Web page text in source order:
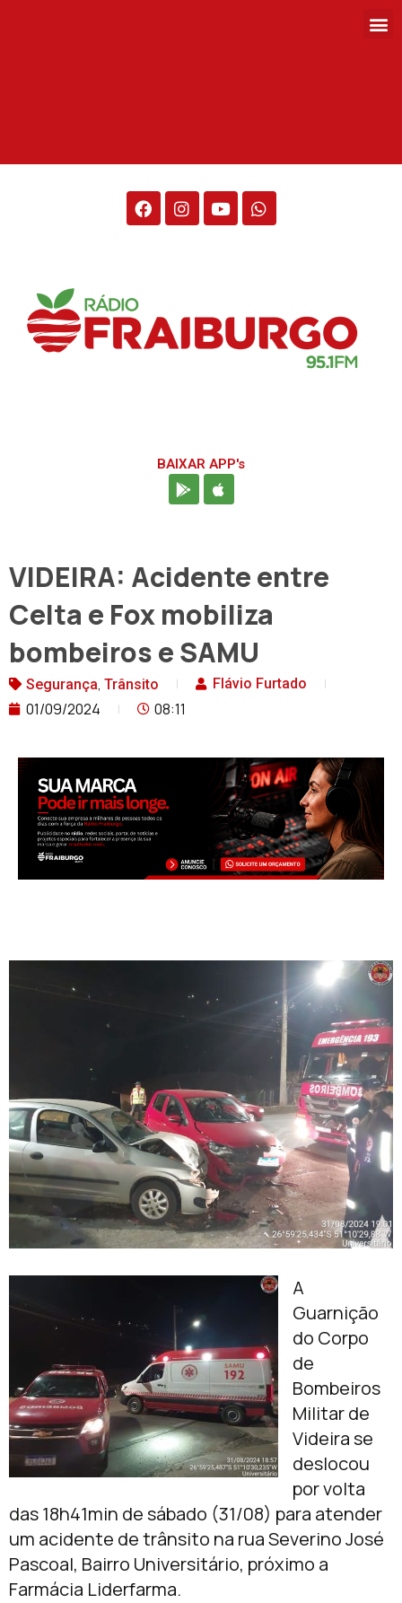
BAIXAR APP's
VIDEIRA: Acidente entre
Celta e Fox mobiliza
bombeiros e SAMU
Segurança, Trânsito Flávio Furtado
01/09/2024 08:11
A
Guarnição
do Corpo
de
Bombeiros
Militar de
Videira se
deslocou
por volta
das 18h41min de sábado (31/08) para atender
um acidente de trânsito na rua Severino José
Pascoal, Bairro Universitário, próximo a
Farmácia Liderfarma.